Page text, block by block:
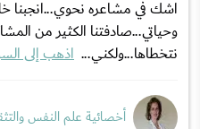
وحياتي...صادفتنا الكثير من
نتخطاها...ولكني... اذهب إلى
أخصائية علم النفس